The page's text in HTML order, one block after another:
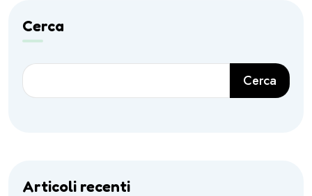
Cerca
Cerca
Articoli recenti